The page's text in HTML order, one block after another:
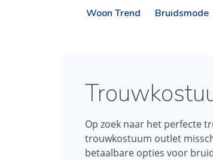
Woon Trend Bruidsmode
Op zoek naar het perfecte
trouwkostuum outlet
betaalbare opties voor